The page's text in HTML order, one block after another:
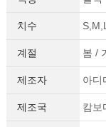
치수 S,M,L
계절 봄 /
제조자 아디
제조국 캄보